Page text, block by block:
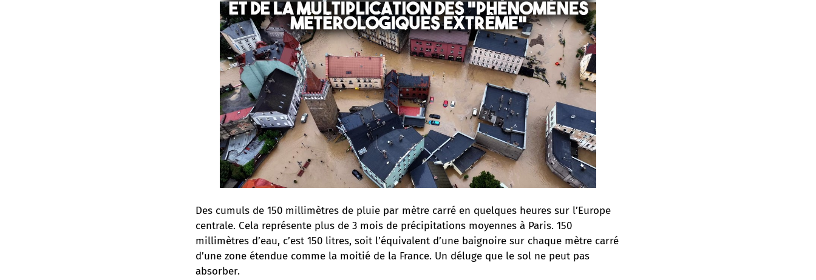
Des cumuls de 150 millimètres de pluie par mètre carré en quelques heures sur l’Europe
centrale. Cela représente plus de 3 mois de précipitations moyennes à Paris. 150
millimètres d’eau, c’est 150 litres, soit l’équivalent d’une baignoire sur chaque mètre carré
d’une zone étendue comme la moitié de la France. Un déluge que le sol ne peut pas
absorber.